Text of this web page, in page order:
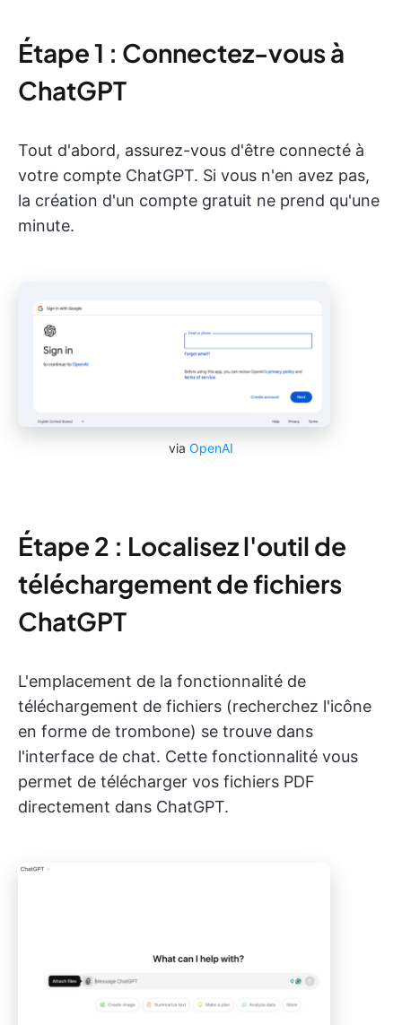
Étape 1 : Connectez-vous à
ChatGPT
Tout d'abord, assurez-vous d'être connecté à
votre compte ChatGPT. Si vous n'en avez pas,
la création d'un compte gratuit ne prend qu'une
minute.
via OpenAI
Étape 2 : Localisez l'outil de
téléchargement de fichiers
ChatGPT
L'emplacement de la fonctionnalité de
téléchargement de fichiers (recherchez l'icône
en forme de trombone) se trouve dans
l'interface de chat. Cette fonctionnalité vous
permet de télécharger vos fichiers PDF
directement dans ChatGPT.